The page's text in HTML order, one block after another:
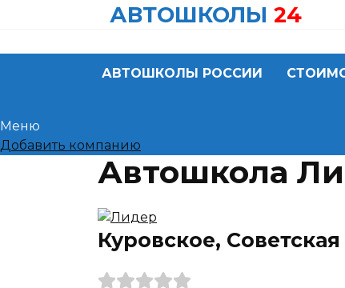
АВТОШКОЛЫ 24
АВТОШКОЛЫ РОССИИ
Меню
Добавить компанию
Автошкола
Куровское, Советская